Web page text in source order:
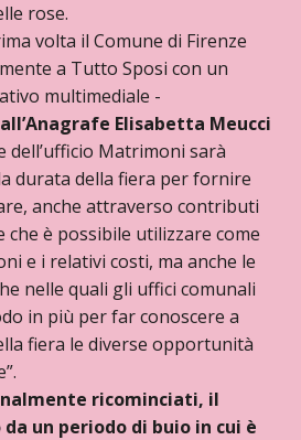
rose.
volta il Comune di Firenze
a Tutto Sposi con un
multimediale -
all’Anagrafe Elisabetta Meucci
dell’ufficio Matrimoni sarà
durata della fiera per fornire
anche attraverso contributi
che è possibile utilizzare come
e i relativi costi, ma anche le
nelle quali gli uffici comunali
in più per far conoscere a
fiera le diverse opportunità
ricominciati, il
un periodo di buio in cui è